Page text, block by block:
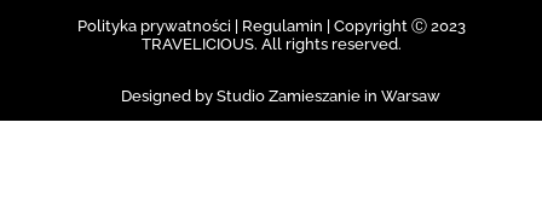
Polityka prywatności | Regulamin | Copyright Ⓒ 2023
TRAVELICIOUS. All rights reserved.
Designed by Studio Zamieszanie in Warsaw